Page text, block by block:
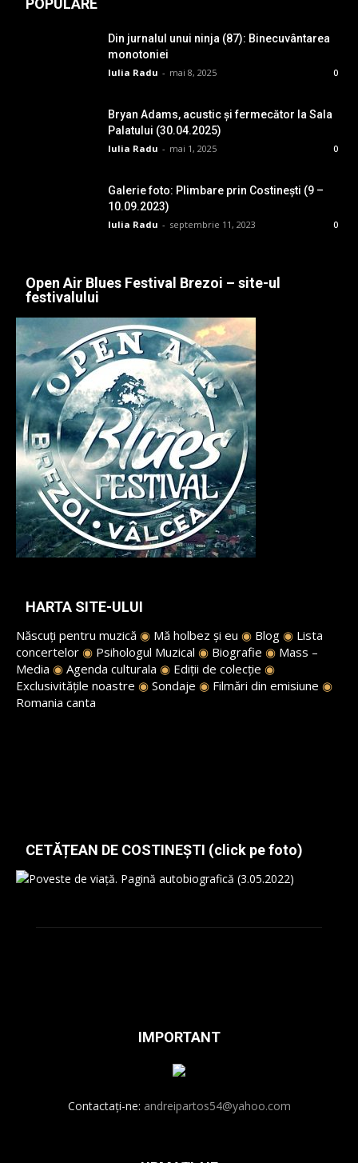
POPULARE
Din jurnalul unui ninja (87): Binecuvântarea
monotoniei
Iulia Radu - mai 8, 2025 0
Bryan Adams, acustic și fermecător la Sala
Palatului (30.04.2025)
Iulia Radu - mai 1, 2025 0
Galerie foto: Plimbare prin Costinești (9 –
10.09.2023)
Iulia Radu - septembrie 11, 2023 0
Open Air Blues Festival Brezoi – site-ul
festivalului
HARTA SITE-ULUI
Născuți pentru muzică ◉ Mă holbez și eu ◉ Blog ◉ Lista
concertelor ◉ Psihologul Muzical ◉ Biografie ◉ Mass –
Media ◉ Agenda culturala ◉ Ediții de colecție ◉
Exclusivitățile noastre ◉ Sondaje ◉ Filmări din emisiune ◉
Romania canta
CETĂȚEAN DE COSTINEȘTI (click pe foto)
IMPORTANT
Contactați-ne: andreipartos54@yahoo.com